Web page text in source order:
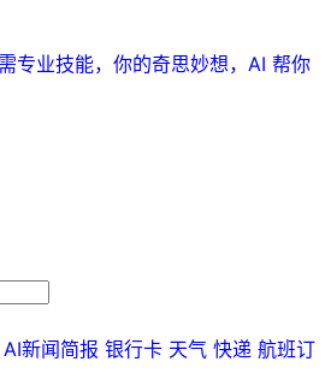
专业技能，你的奇思妙想，AI 帮你
AI新闻简报 银行卡 天气 快递 航班订